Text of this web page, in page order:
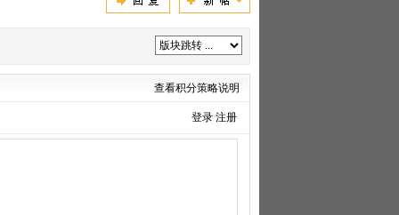
查看积分策略说明
登录 注册